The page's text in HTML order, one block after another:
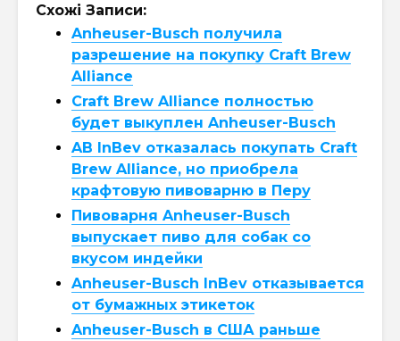
Схожі Записи:
Anheuser-Busch получила
разрешение на покупку Craft Brew
Alliance
Craft Brew Alliance полностью
будет выкуплен Anheuser-Busch
AB InBev отказалась покупать Craft
Brew Alliance, но приобрела
крафтовую пивоварню в Перу
Пивоварня Anheuser-Busch
выпускает пиво для собак со
вкусом индейки
Anheuser-Busch InBev отказывается
от бумажных этикеток
Anheuser-Busch в США раньше